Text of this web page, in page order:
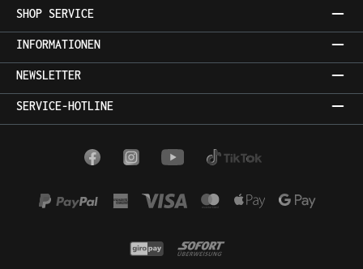
SHOP SERVICE
INFORMATIONEN
NEWSLETTER
SERVICE-HOTLINE